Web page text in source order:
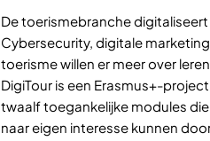
De toerismebranche
Cybersecurity, digitale
toerisme willen er meer over
DigiTour is een Erasmus+-
twaalf toegankelijke modules
naar eigen interesse kunnen